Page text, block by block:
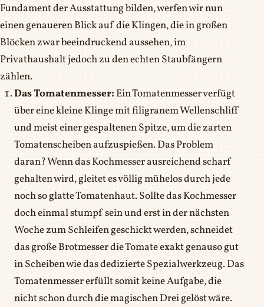
Fundament der Ausstattung bilden, werfen wir nun
einen genaueren Blick auf die Klingen, die in großen
Blöcken zwar beeindruckend aussehen, im
Privathaushalt jedoch zu den echten Staubfängern
zählen.
Das Tomatenmesser: Ein Tomatenmesser verfügt
über eine kleine Klinge mit filigranem Wellenschliff
und meist einer gespaltenen Spitze, um die zarten
Tomatenscheiben aufzuspießen. Das Problem
daran? Wenn das Kochmesser ausreichend scharf
gehalten wird, gleitet es völlig mühelos durch jede
noch so glatte Tomatenhaut. Sollte das Kochmesser
doch einmal stumpf sein und erst in der nächsten
Woche zum Schleifen geschickt werden, schneidet
das große Brotmesser die Tomate exakt genauso gut
in Scheiben wie das dedizierte Spezialwerkzeug. Das
Tomatenmesser erfüllt somit keine Aufgabe, die
nicht schon durch die magischen Drei gelöst wäre.